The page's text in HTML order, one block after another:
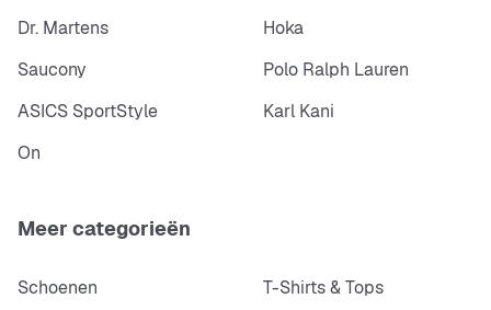
Dr. Martens
Hoka
Saucony
Polo Ralph Lauren
ASICS SportStyle
Karl Kani
On
Meer categorieën
Schoenen
T-Shirts & Tops